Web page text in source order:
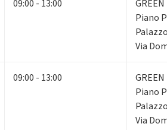
09:00 - 13:00
GREEN
Piano
Via
09:00 - 13:00
GREEN
Piano
Via